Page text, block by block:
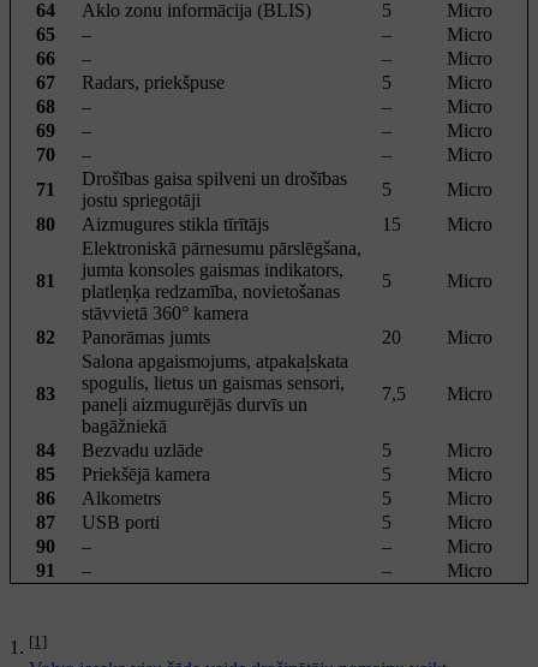
64
Aklo zonu informācija (BLIS) 5
Micro
65
– –
Micro
66
– –
Micro
67
Radars, priekšpuse 5
Micro
68
– –
Micro
69
– –
Micro
70
– –
Micro
71
Drošības gaisa spilveni un drošības
jostu spriegotāji
5
Micro
80
Aizmugures stikla tīrītājs 15 Micro
81
Elektroniskā pārnesumu pārslēgšana,
jumta konsoles gaismas indikators,
platleņķa redzamība, novietošanas
stāvvietā 360° kamera
5 Micro
82 Panorāmas jumts 20 Micro
83
Salona apgaismojums, atpakaļskata
spogulis, lietus un gaismas sensori,
paneļi aizmugurējās durvīs un
bagāžniekā
7,5 Micro
84 Bezvadu uzlāde 5
Micro
85
Priekšējā kamera 5
Micro
86
Alkometrs 5
Micro
87
USB porti 5
Micro
90
– –
Micro
91
– – Micro
[1]